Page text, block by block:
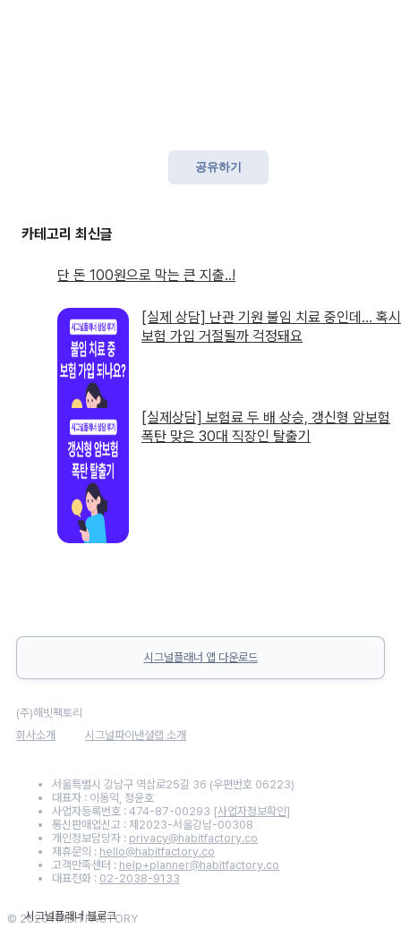
공유하기
단 돈 100원으로 막는 큰 지출..!
[실제 상담] 난관 기원 불임 치료 중인데… 혹시
보험 가입 거절될까 걱정돼요
[실제상담] 보험료 두 배 상승, 갱신형 암보험
폭탄 맞은 30대 직장인 탈출기
시그널플래너 앱 다운로드
(주)해빗팩토리
회사소개
시그널파이낸셜랩 소개
서울특별시 강남구 역삼로25길 36 (우편번호 06223)
대표자 : 이동익, 정윤호
사업자등록번호 : 474-87-00293 [사업자정보확인]
통신판매업신고 : 제2023-서울강남-00308
개인정보담당자 : privacy@habitfactory.co
제휴문의 : hello@habitfactory.co
고객만족센터 : help+planner@habitfactory.co
대표전화 : 02-2038-9133
© 2020 HABITFACTORY